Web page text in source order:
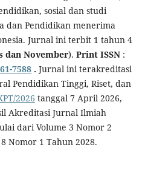
sosial dan studi
dan Pendidikan menerima
Jurnal ini terbit 1 tahun 4
dan November). Print ISSN :
7588. Jurnal ini terakreditasi
Pendidikan Tinggi, Riset, dan
2026 tanggal 7 April 2026,
Akreditasi Jurnal Ilmiah
dari Volume 3 Nomor 2
Nomor 1 Tahun 2028.